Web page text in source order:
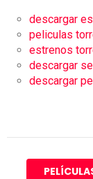
descargar
peliculas
estrenos
descargar
descargar